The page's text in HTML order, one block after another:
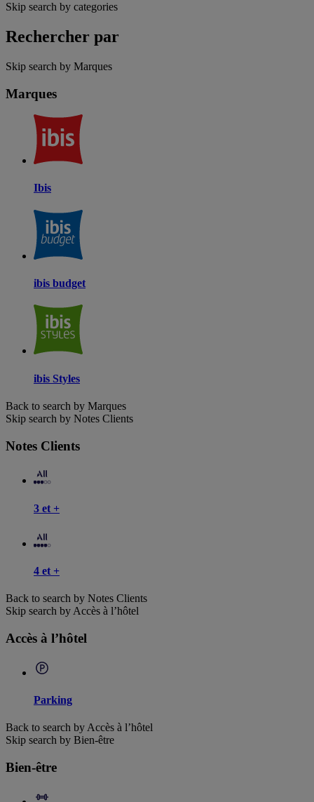
Skip search by categories
Rechercher par
Skip search by Marques
Marques
Ibis
ibis budget
ibis Styles
Back to search by Marques
Skip search by Notes Clients
Notes Clients
3 et +
4 et +
Back to search by Notes Clients
Skip search by Accès à l’hôtel
Accès à l’hôtel
Parking
Back to search by Accès à l’hôtel
Skip search by Bien-être
Bien-être